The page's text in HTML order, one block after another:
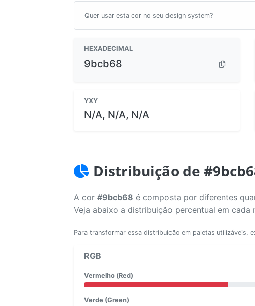
Quer usar esta cor no seu design system?
HEXADECIMAL
9bcb68
YXY
N/A, N/A, N/A
Distribuição de
A cor #9bcb68 é composta por diferentes
Veja abaixo a distribuição percentual em cada
Para transformar essa distribuição em paletas utilizáveis,
RGB
Vermelho (Red)
Verde (Green)